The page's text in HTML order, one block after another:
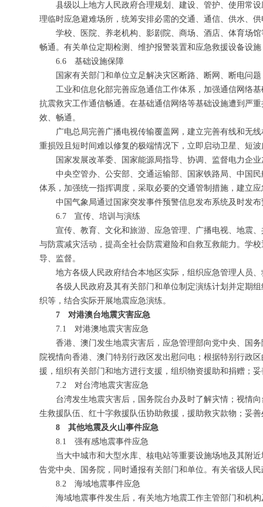
县级以上地方人民政府合理规划、建设、管护、使用常
理临时应急避难场所，统筹安排必需的交通、通信、供水、
学校、医院、养老机构、影剧院、商场、酒店、体育场
畅通。有关单位定期检测、维护报警装置和应急救援设备设
6.6 基础设施保障
国家有关部门和单位立足解决灾区断路、断网、断电问
工业和信息化部完善应急通信工作体系，加强通信网络
抗震救灾工作通信畅通。在基础通信网络等基础设施遭到严
效、畅通。
广电总局完善广播电视传输覆盖网，建立完善有线和无
重损毁且短时间难以修复的极端情况下，立即启动卫星、短
国家发展改革委、国家能源局指导、协调、监督电力企
中央空管办、公安部、交通运输部、国家铁路局、中国
体系，加强统一指挥调度，采取必要的交通管制措施，建立
中国气象局通过国家突发事件预警信息发布系统及时发
6.7 宣传、培训与演练
宣传、教育、文化和旅游、应急管理、广播电视、地震
与防震减灾活动，提高全社会防震避险和自救互救能力。学
导、监督。
地方各级人民政府结合本地区实际，组织应急管理人员
各级人民政府及其有关部门和单位制定演练计划并定期
织等，结合实际开展地震应急演练。
7 对港澳台地震灾害应急
7.1 对港澳地震灾害应急
香港、澳门发生地震灾害后，应急管理部向党中央、国
院视情向香港、澳门特别行政区发出慰问电；根据特别行政
援，组织有关部门和地方进行支援，组织物资援助和捐赠；
7.2 对台湾地震灾害应急
台湾发生地震灾害后，国务院台办及时了解灾情；视情
生救援队伍、红十字救援队伍协助救援，援助救灾款物；妥
8 其他地震及火山事件应急
8.1 强有感地震事件应急
当大中城市和大型水库、核电站等重要设施场地及其附
告党中央、国务院，同时通报有关部门和单位。有关省级人
8.2 海域地震事件应急
海域地震事件发生后，有关地方地震工作主管部门和机